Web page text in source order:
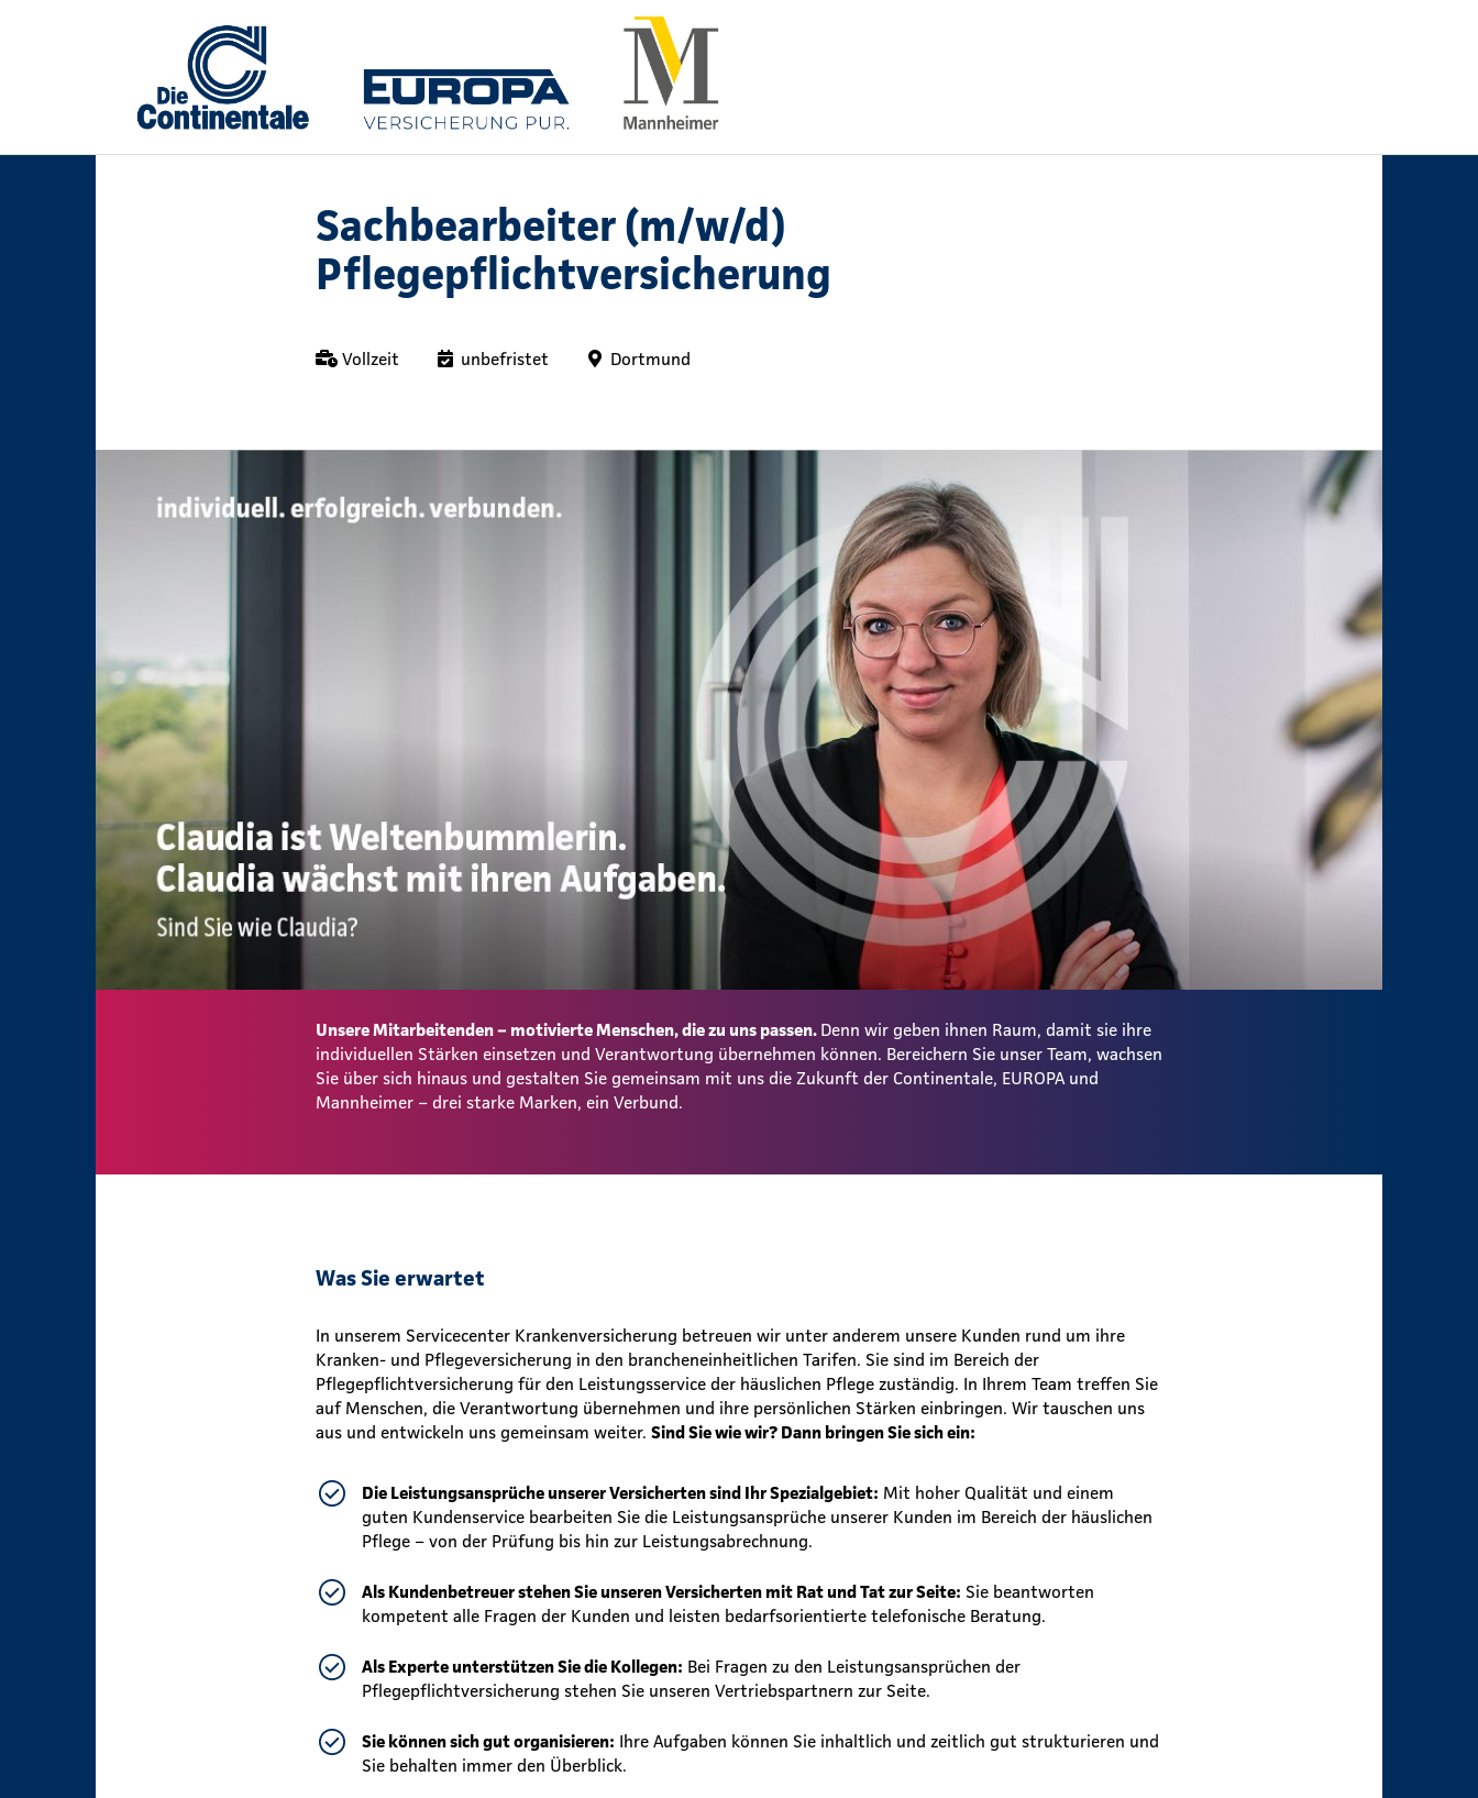
Sachbearbeiter (m/w/d)
Pflegepflichtversicherung
Vollzeit unbefristet Dortmund
Unsere Mitarbeitenden – motivierte Menschen, die zu uns passen. Denn wir geben ihnen Raum, damit sie ihre
individuellen Stärken einsetzen und Verantwortung übernehmen können. Bereichern Sie unser Team, wachsen
Sie über sich hinaus und gestalten Sie gemeinsam mit uns die Zukunft der Continentale, EUROPA und
Mannheimer – drei starke Marken, ein Verbund.
Was Sie erwartet
In unserem Servicecenter Krankenversicherung betreuen wir unter anderem unsere Kunden rund um ihre
Kranken- und Pflegeversicherung in den brancheneinheitlichen Tarifen. Sie sind im Bereich der
Pflegepflichtversicherung für den Leistungsservice der häuslichen Pflege zuständig. In Ihrem Team treffen Sie
auf Menschen, die Verantwortung übernehmen und ihre persönlichen Stärken einbringen. Wir tauschen uns
aus und entwickeln uns gemeinsam weiter. Sind Sie wie wir? Dann bringen Sie sich ein:
Die Leistungsansprüche unserer Versicherten sind Ihr Spezialgebiet: Mit hoher Qualität und einem
guten Kundenservice bearbeiten Sie die Leistungsansprüche unserer Kunden im Bereich der häuslichen
Pflege – von der Prüfung bis hin zur Leistungsabrechnung.
Als Kundenbetreuer stehen Sie unseren Versicherten mit Rat und Tat zur Seite: Sie beantworten
kompetent alle Fragen der Kunden und leisten bedarfsorientierte telefonische Beratung.
Als Experte unterstützen Sie die Kollegen: Bei Fragen zu den Leistungsansprüchen der
Pflegepflichtversicherung stehen Sie unseren Vertriebspartnern zur Seite.
Sie können sich gut organisieren: Ihre Aufgaben können Sie inhaltlich und zeitlich gut strukturieren und
Sie behalten immer den Überblick.